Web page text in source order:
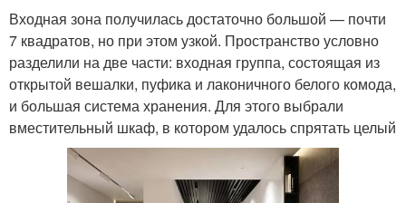
Входная зона получилась достаточно большой — почти
7 квадратов, но при этом узкой. Пространство условно
разделили на две части: входная группа, состоящая из
открытой вешалки, пуфика и лаконичного белого комода,
и большая система хранения. Для этого выбрали
вместительный шкаф, в котором удалось спрятать целый